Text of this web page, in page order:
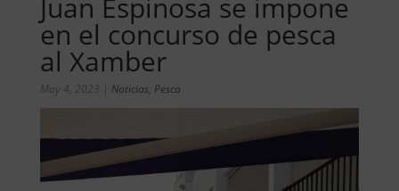
Juan Espinosa se impone
en el concurso de pesca
al Xamber
May 4, 2023 | Noticias, Pesca